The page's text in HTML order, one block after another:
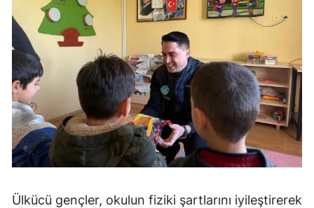
Ülkücü gençler, okulun fiziki şartlarını iyileştirerek